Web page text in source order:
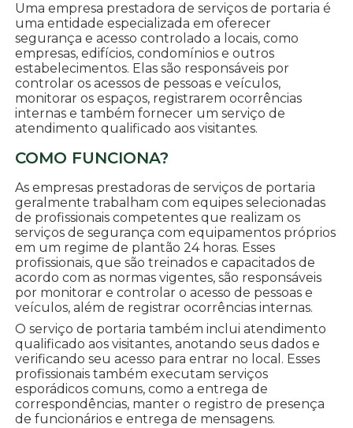
Uma empresa prestadora de serviços de portaria é
uma entidade especializada em oferecer
segurança e acesso controlado a locais, como
empresas, edifícios, condomínios e outros
estabelecimentos. Elas são responsáveis por
controlar os acessos de pessoas e veículos,
monitorar os espaços, registrarem ocorrências
internas e também fornecer um serviço de
atendimento qualificado aos visitantes.
COMO FUNCIONA?
As empresas prestadoras de serviços de portaria
geralmente trabalham com equipes selecionadas
de profissionais competentes que realizam os
serviços de segurança com equipamentos próprios
em um regime de plantão 24 horas. Esses
profissionais, que são treinados e capacitados de
acordo com as normas vigentes, são responsáveis
por monitorar e controlar o acesso de pessoas e
veículos, além de registrar ocorrências internas.
O serviço de portaria também inclui atendimento
qualificado aos visitantes, anotando seus dados e
verificando seu acesso para entrar no local. Esses
profissionais também executam serviços
esporádicos comuns, como a entrega de
correspondências, manter o registro de presença
de funcionários e entrega de mensagens.